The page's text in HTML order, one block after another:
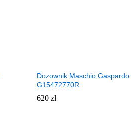
Dozownik Maschio Gaspardo
G15472770R
620 zł